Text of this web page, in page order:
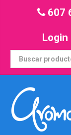
607
Login